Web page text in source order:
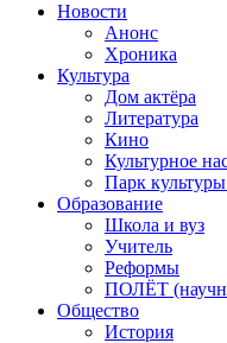
Новости
Анонс
Хроника
Культура
Дом актёра
Литература
Кино
Культурное
Парк
Образование
Школа и вуз
Учитель
Реформы
ПОЛЁТ
Общество
История